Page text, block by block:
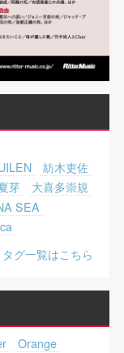
紡木吏佐
芽
大喜多崇規
SEA
グ一覧はこちら
Orange